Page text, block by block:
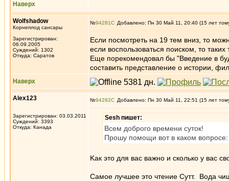
Наверх
Wolfshadow
Корнеплод сансары
Зарегистрирован:
06.09.2005
Суждений: 1302
Откуда: Саратов
№94281 Добавлено: Пн 30 Май 11, 20:40 (15 лет
Если посмотреть на 19 тем вниз, то
если воспользоваться поиском, то
Еще порекомендовал бы "Введение в
составить представление о истории,
Наверх
Alex123
Зарегистрирован: 03.03.2011
Суждений: 3393
Откуда: Канада
№94282 Добавлено: Пн 30 Май 11, 22:51 (15 лет
Sesh пишет:
Всем доброго времени суток!
Прошу помощи вот в каком вопросе:
Kaк это для вас важно и сколько у вас
Самое лучшее это чтение Сутт. Вода